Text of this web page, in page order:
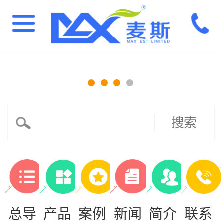
搜索
总导 产品 案例 新闻 简介 联系